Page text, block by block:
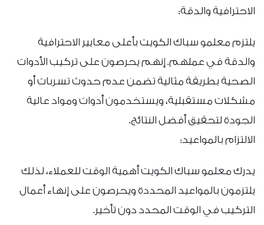
الاحترافية والدقة:
يلتزم معلمو سباك الكويت بأعلى معايير الاحترافية
والدقة في عملهم. إنهم يحرصون على تركيب الأدوات
الصحية بطريقة مثالية تضمن عدم حدوث تسربات أو
مشكلات مستقبلية، ويستخدمون أدوات ومواد عالية
الجودة لتحقيق أفضل النتائج.
الالتزام بالمواعيد:
يدرك معلمو سباك الكويت أهمية الوقت للعملاء، لذلك
يلتزمون بالمواعيد المحددة ويحرصون على إنهاء أعمال
التركيب في الوقت المحدد دون تأخير.